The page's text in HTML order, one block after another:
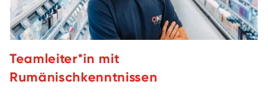
Teamleiter*in mit
Rumänischkenntnissen